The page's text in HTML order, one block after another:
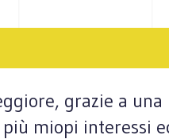
grazie a una
miopi interessi